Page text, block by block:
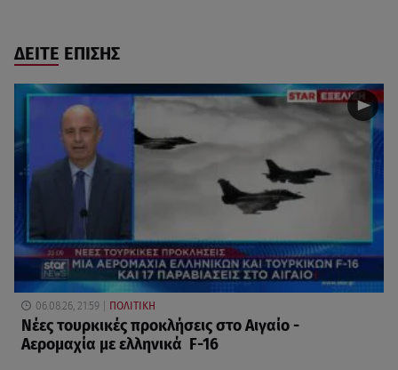
ΔΕΙΤΕ ΕΠΙΣΗΣ
06.08.26, 21:59 ΠΟΛΙΤΙΚΗ
Νέες τουρκικές προκλήσεις στο Αιγαίο -
Αερομαχία με ελληνικά F-16